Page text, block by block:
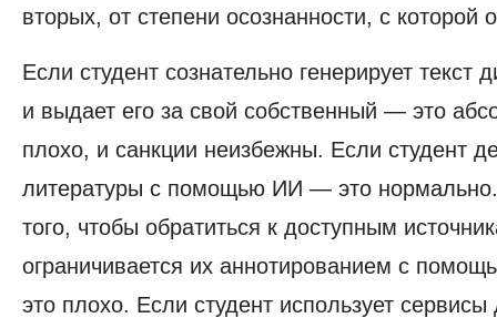
вторых, от степени осознанности, с которой
Если студент сознательно генерирует текст
и выдает его за свой собственный — это
плохо, и санкции неизбежны. Если студент
литературы с помощью ИИ — это
того, чтобы обратиться к доступным
ограничивается их аннотированием с
это плохо. Если студент использует